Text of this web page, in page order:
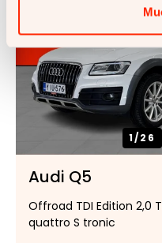
1/26
Audi Q5
Offroad TDI Edition 2,0
quattro S tronic